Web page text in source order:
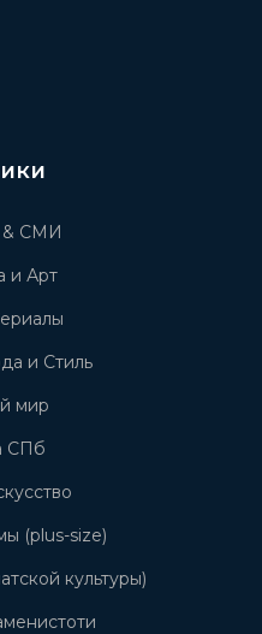
& СМИ
и Арт
и Стиль
мир
СПб
(plus-size)
культуры)